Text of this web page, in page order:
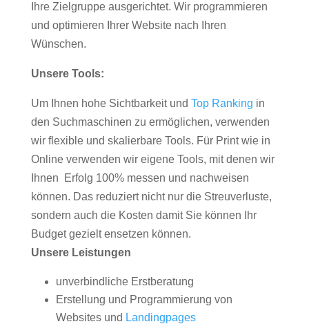
Ihre Zielgruppe ausgerichtet. Wir programmieren
und optimieren Ihrer Website nach Ihren
Wünschen.
Unsere Tools:
Um Ihnen hohe Sichtbarkeit und Top Ranking in
den Suchmaschinen zu ermöglichen, verwenden
wir flexible und skalierbare Tools. Für Print wie in
Online verwenden wir eigene Tools, mit denen wir
Ihnen Erfolg 100% messen und nachweisen
können. Das reduziert nicht nur die Streuverluste,
sondern auch die Kosten damit Sie können Ihr
Budget gezielt ensetzen können.
Unsere Leistungen
unverbindliche Erstberatung
Erstellung und Programmierung von
Websites und Landingpages